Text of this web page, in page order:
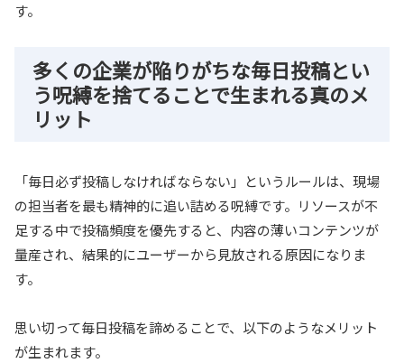
す。
多くの企業が陥りがちな毎日投稿とい
う呪縛を捨てることで生まれる真のメ
リット
「毎日必ず投稿しなければならない」というルールは、現場
の担当者を最も精神的に追い詰める呪縛です。リソースが不
足する中で投稿頻度を優先すると、内容の薄いコンテンツが
量産され、結果的にユーザーから見放される原因になりま
す。
思い切って毎日投稿を諦めることで、以下のようなメリット
が生まれます。